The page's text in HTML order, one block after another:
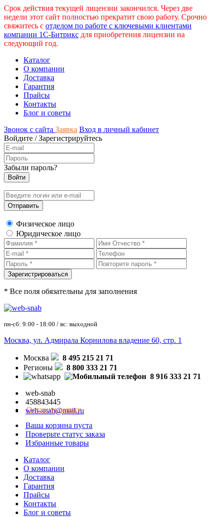
Срок действия текущей лицензии закончился. Через две
недели этот сайт полностью прекратит свою работу. Срочно
свяжитесь с отделом по работе с ключевыми клиентами
компании 1С-Битрикс для приобретения лицензии на
следующий год.
Каталог
О компании
Доставка
Гарантия
Прайсы
Контакты
Блог и советы
Звонок с сайта Заявка Вход в личный кабинет
Войдите /Зарегистрируйтесь
Забыли пароль?
Физическое лицо
Юридическое лицо
* Все поля обязательны для заполнения
пн-сб: 9:00 - 18:00 / вс: выходной
Москва, ул. Адмирала Корнилова владение 60, стр. 1
Москва
8 495 215 21 71
Регионы
8 800 333 21 71
8 916 333 21 71
web-snab
458843445
web-snab@mail.ru
Оставить заявку
Ваша корзина пуста
Проверьте статус заказа
Избранные товары
Каталог
О компании
Доставка
Гарантия
Прайсы
Контакты
Блог и советы